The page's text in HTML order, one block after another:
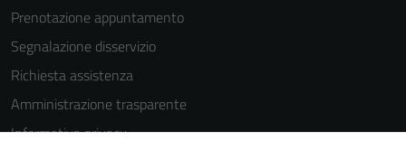
Prenotazione appuntamento
Segnalazione disservizio
Richiesta assistenza
Amministrazione trasparente
Informativa privacy